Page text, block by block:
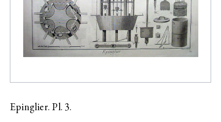
Epinglier. Pl. 3.